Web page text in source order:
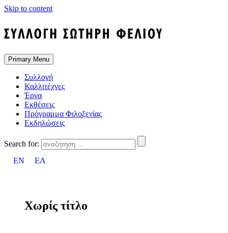
Skip to content
Primary Menu
Συλλογή
Καλλιτέχνες
Έργα
Εκθέσεις
Πρόγραμμα Φιλοξενίας
Εκδηλώσεις
Search for:
EN
ΕΛ
Χωρίς τίτλο